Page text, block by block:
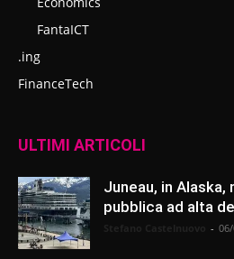
FantaICT
.ing
FinanceTech
ULTIMI ARTICOLI
Juneau, in Alaska,
pubblica ad alta
-